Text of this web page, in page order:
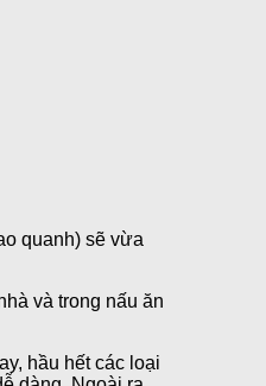
quanh) sẽ vừa
và trong nấu ăn
hầu hết các loại